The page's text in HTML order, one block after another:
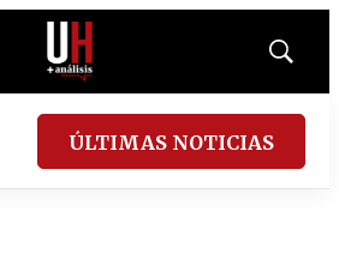
Mostrar
ÚLTIMAS NOTICIAS